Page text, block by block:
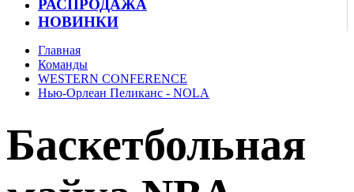
РАСПРОДАЖА
НОВИНКИ
Главная
Команды
WESTERN CONFERENCE
Нью-Орлеан Пеликанс - NOLA
Баскетбольная